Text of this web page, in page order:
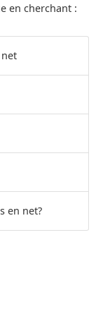
en cherchant :
en net?